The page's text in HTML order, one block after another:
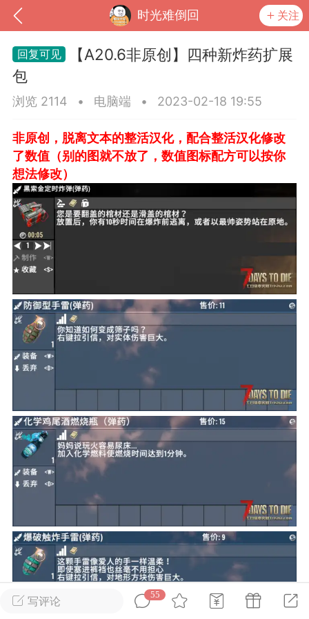
时光难倒回 关注
我的钱包 道具 排行榜
MOD下载 攻略教程 联机招募
大人
Lv.8
02-10 15:45
其他&工具
禁止发布联机可用的作弊模组，
单机辅助引流私下售卖服务器外挂！
作弊模组的发布规范近期收到一些信息
作弊模组在联机服务器使用,为了维护游
环境，中文网特此发布以下声明，规范
模组的发布行为：1. *...
72 2.21w
大人
Lv.8
写评论
55
【A20.6非原创】四种新炸药扩展
包
浏览 2114 • 电脑端 • 2023-02-18 19:55
非原创，脱离文本的整活汉化，配合整活汉化修改
了数值（别的图就不放了，数值图标配方可以按你
想法修改）